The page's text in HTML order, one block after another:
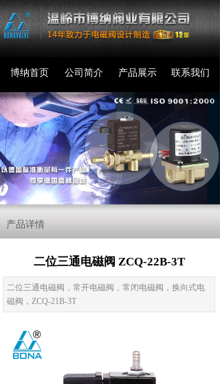
公司简介
博纳首页 联系我们
产品展示
产品详情
二位三通电磁阀 ZCQ-22B-3T
二位三通电磁阀，常开电磁阀，常闭电磁阀，换向式电
磁阀，ZCQ-21B-3T